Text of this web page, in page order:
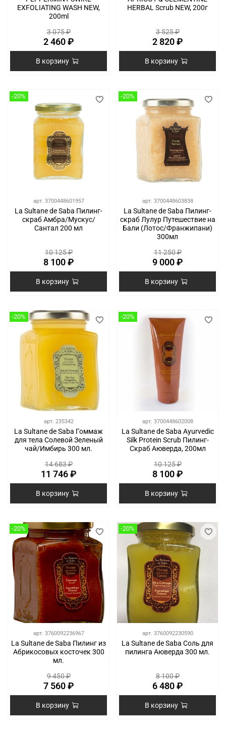
EXFOLIATING WASH NEW,
200ml
3 075 ₽
2 460 ₽
В корзину
HERBAL Scrub NEW, 200г
3 525 ₽
2 820 ₽
В корзину
-20%
арт. 3700448601957
La Sultane de Saba Пилинг-
скраб Амбра/Мускус/
Сантал 200 мл
10 125 ₽
8 100 ₽
В корзину
-20%
арт. 3700448603838
La Sultane de Saba Пилинг-
скраб Лулур Путешествие на
Бали (Лотос/Франжипани)
300мл
11 250 ₽
9 000 ₽
В корзину
-20%
арт. 235342
La Sultane de Saba Гоммаж
для тела Солевой Зеленый
чай/Имбирь 300 мл.
14 683 ₽
11 746 ₽
В корзину
-20%
арт. 3700448602008
La Sultane de Saba Ayurvedic
Silk Protein Scrub Пилинг-
Скраб Аюверда, 200мл
10 125 ₽
8 100 ₽
В корзину
-20%
арт. 3760092236967
La Sultane de Saba Пилинг из
Абрикосовых косточек 300
мл.
9 450 ₽
7 560 ₽
В корзину
-20%
арт. 3760092230590
La Sultane de Saba Соль для
пилинга Аюверда 300 мл.
8 100 ₽
6 480 ₽
В корзину